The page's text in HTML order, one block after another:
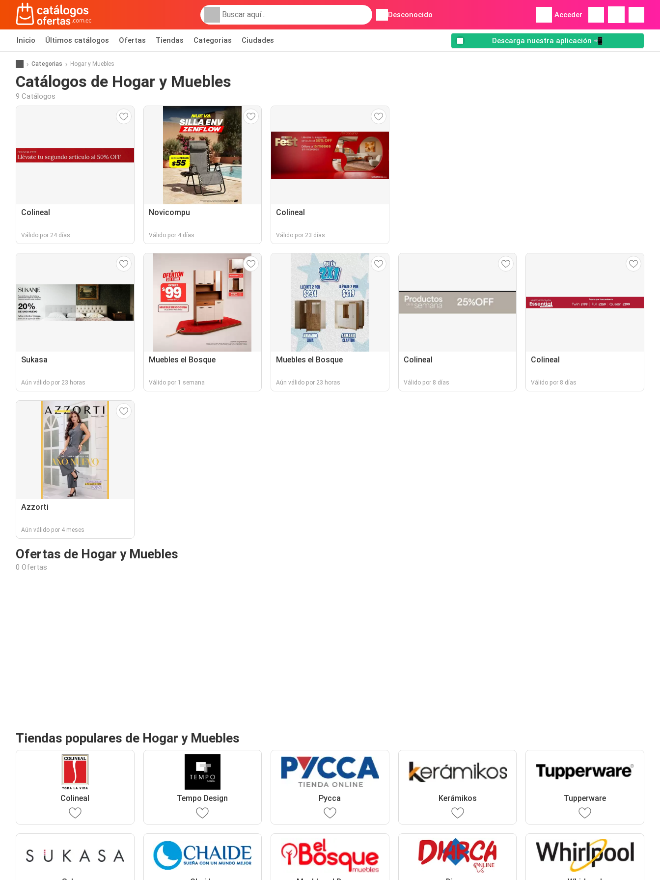
Desconocido Acceder
Inicio Últimos catálogos Ofertas Tiendas Categorias Ciudades Descarga nuestra aplicación 📲
Categorias Hogar y Muebles
Catálogos de Hogar y Muebles
9 Catálogos
Colineal
Válido por 24 días
Novicompu
Válido por 4 días
Colineal
Válido por 23 días
Sukasa
Aún válido por 23 horas
Muebles el Bosque
Válido por 1 semana
Muebles el Bosque
Aún válido por 23 horas
Colineal
Válido por 8 días
Colineal
Válido por 8 días
Azzorti
Aún válido por 4 meses
Ofertas de Hogar y Muebles
0 Ofertas
Tiendas populares de Hogar y Muebles
Colineal Tempo Design Pycca Kerámikos Tupperware